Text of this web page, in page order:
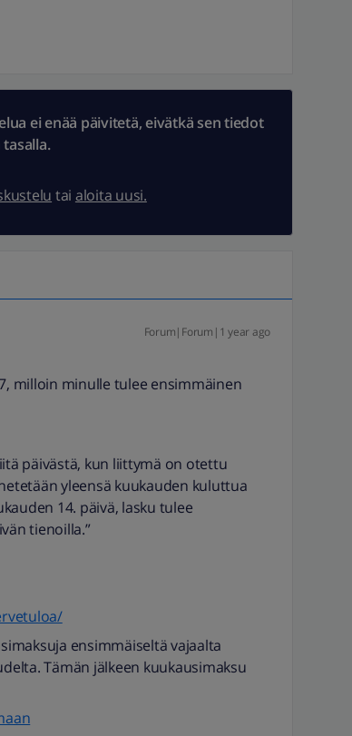
ei enää päivitetä, eivätkä sen tiedot
tai aloita uusi.
Forum|Forum|1 year ago
milloin minulle tulee ensimmäinen
päivästä, kun liittymä on otettu
yleensä kuukauden kuluttua
14. päivä, lasku tulee
tienoilla.”
ensimmäiseltä vajaalta
Tämän jälkeen kuukausimaksu